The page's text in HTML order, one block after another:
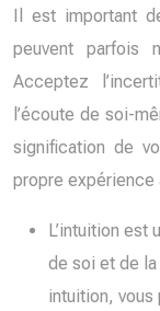
Il est important
peuvent parfois
Acceptez
l’écoute de soi-
signification de
propre
L’intuition est
de soi et de la
intuition,